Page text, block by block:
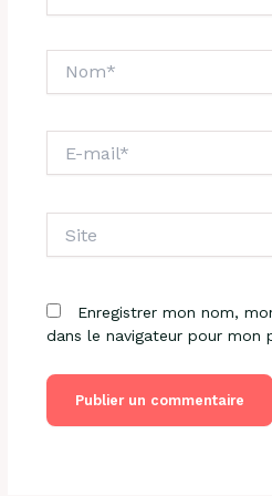
mail*
Enregistrer mon nom,
dans le navigateur pour mon